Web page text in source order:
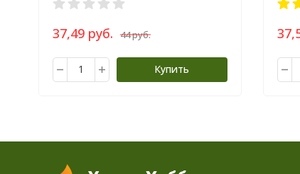
37,49 руб. 44 руб.
Купить